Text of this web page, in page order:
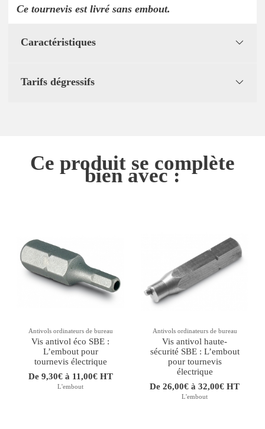
Ce tournevis est livré sans embout.
Caractéristiques
Tarifs dégressifs
Ce produit se complète
bien avec :
Antivols ordinateurs de bureau
Vis antivol éco SBE :
L’embout pour
tournevis électrique
De 9,30€ à 11,00€ HT
L'embout
Antivols ordinateurs de bureau
Vis antivol haute-
sécurité SBE : L’embout
pour tournevis
électrique
De 26,00€ à 32,00€ HT
L'embout